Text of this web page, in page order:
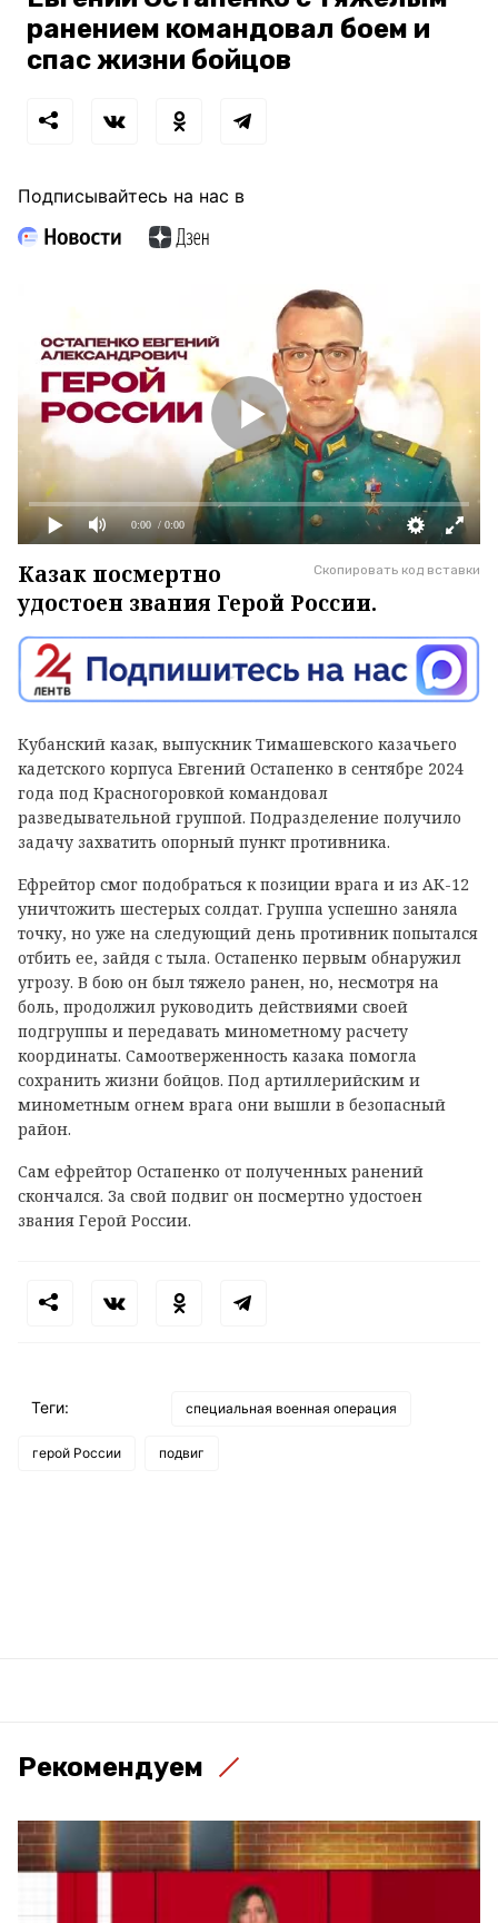
ранением командовал боем и
спас жизни бойцов
Подписывайтесь на нас в
0:00 / 0:00
Скопировать код вставки
Казак посмертно
удостоен звания Герой России.
Кубанский казак, выпускник Тимашевского казачьего
кадетского корпуса Евгений Остапенко в сентябре 2024
года под Красногоровкой командовал
разведывательной группой. Подразделение получило
задачу захватить опорный пункт противника.
Ефрейтор смог подобраться к позиции врага и из АК-12
уничтожить шестерых солдат. Группа успешно заняла
точку, но уже на следующий день противник попытался
отбить ее, зайдя с тыла. Остапенко первым обнаружил
угрозу. В бою он был тяжело ранен, но, несмотря на
боль, продолжил руководить действиями своей
подгруппы и передавать минометному расчету
координаты. Самоотверженность казака помогла
сохранить жизни бойцов. Под артиллерийским и
минометным огнем врага они вышли в безопасный
район.
Сам ефрейтор Остапенко от полученных ранений
скончался. За свой подвиг он посмертно удостоен
звания Герой России.
Теги: специальная военная операция
герой России подвиг
Рекомендуем